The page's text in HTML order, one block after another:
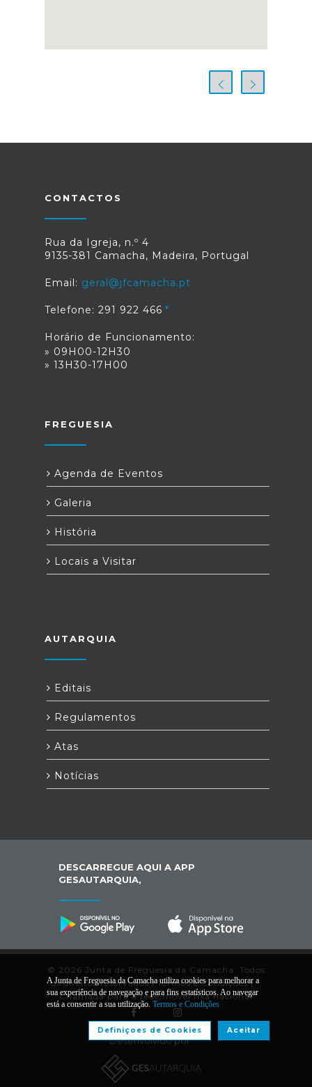
CONTACTOS
Rua da Igreja, n.º 4
9135-381 Camacha, Madeira, Portugal
Email: geral@jfcamacha.pt
Telefone: 291 922 466
Horário de Funcionamento:
» 09H00-12H30
» 13H30-17H00
FREGUESIA
Agenda de Eventos
Galeria
História
Locais a Visitar
AUTARQUIA
Editais
Regulamentos
Atas
Notícias
DESCARREGUE AQUI A APP
GESAUTARQUIA,
© 2026 Junta de Freguesia da Camacha. Todos
os direitos reservados |Termos e Condições|*
Chamada para a rede/móvel fixa nacional
Desenvolvido por:
A Junta de Freguesia da Camacha utiliza cookies para melhorar a
sua experiência de navegação e para fins estatísticos. Ao navegar
está a consentir a sua utilização. Termos e Condições
Aceitar
Definiçoes de Cookies